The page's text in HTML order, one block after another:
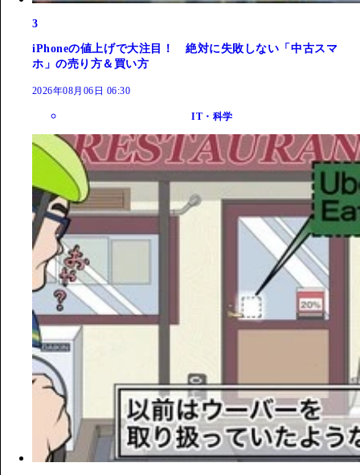
3
iPhoneの値上げで大注目！ 絶対に失敗しない「中古スマ
ホ」の売り方＆買い方
2026年08月06日 06:30
IT・科学